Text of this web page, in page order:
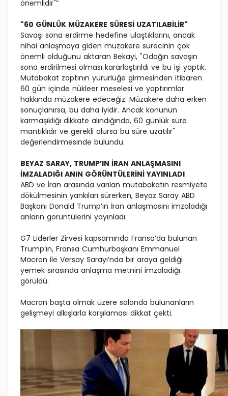
önemlidir"”
"60 GÜNLÜK MÜZAKERE SÜRESİ UZATILABİLİR"
Savaşı sona erdirme hedefine ulaştıklarını, ancak
nihai anlaşmaya giden müzakere sürecinin çok
önemli olduğunu aktaran Bekayi, "Odağın savaşın
sona erdirilmesi olması kararlaştırıldı ve bu işi yaptık.
Mutabakat zaptının yürürlüğe girmesinden itibaren
60 gün içinde nükleer meselesi ve yaptırımlar
hakkında müzakere edeceğiz. Müzakere daha erken
sonuçlanırsa, bu daha iyidir. Ancak konunun
karmaşıklığı dikkate alındığında, 60 günlük süre
mantıklıdır ve gerekli olursa bu süre uzatılır"
değerlendirmesinde bulundu.
BEYAZ SARAY, TRUMP’IN İRAN ANLAŞMASINI
İMZALADIĞI ANIN GÖRÜNTÜLERİNİ YAYINLADI
ABD ve İran arasında varılan mutabakatın resmiyete
dökülmesinin yankıları sürerken, Beyaz Saray ABD
Başkanı Donald Trump’ın İran anlaşmasını imzaladığı
anların görüntülerini yayınladı.
G7 Liderler Zirvesi kapsamında Fransa’da bulunan
Trump’ın, Fransa Cumhurbaşkanı Emmanuel
Macron ile Versay Sarayı’nda bir araya geldiği
yemek sırasında anlaşma metnini imzaladığı
görüldü.
Macron başta olmak üzere salonda bulunanların
gelişmeyi alkışlarla karşılaması dikkat çekti.